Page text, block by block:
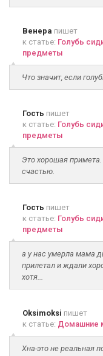
Венера пишет
к статье: Голубь
предметы
Что значит, если
Гость пишет
к статье: Голубь
предметы
Это хорошая
счастью.
Гость пишет
к статье: Голубь
предметы
а у нас умерла мама
прилетал и ждали
хотя...
Oksimoksi пишет
к статье: Домашние
Хна-это не реальная